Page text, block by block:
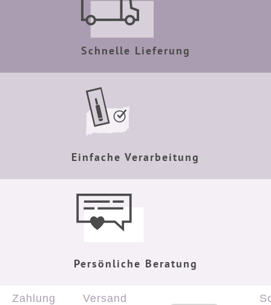
Schnelle Lieferung
Einfache Verarbeitung
Persönliche Beratung
Zahlung Versand